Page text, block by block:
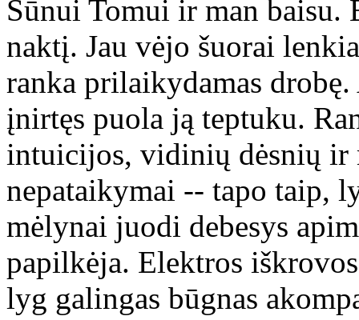
Sūnui Tomui ir man baisu.
naktį. Jau vėjo šuorai
ranka prilaikydamas
įnirtęs puola ją teptuku.
intuicijos, vidinių dėsnių
nepataikymai -- tapo taip,
mėlynai juodi debesys
papilkėja. Elektros
lyg galingas būgnas